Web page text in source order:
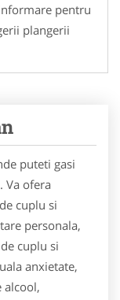
pentru
plangerii
puteti gasi
. Va ofera
cuplu si
personala,
cuplu si
anxietate,
alcool,